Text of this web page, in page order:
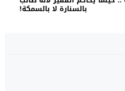
بالسنارة لا بالسمكة!